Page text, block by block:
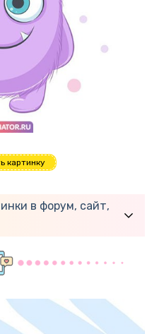
картинку
в форум, сайт,